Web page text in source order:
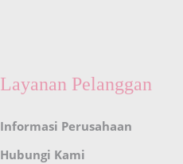
Layanan Pelanggan
Informasi Perusahaan
Hubungi Kami